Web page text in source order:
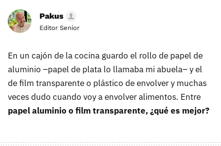
Pakus
Editor Senior
En un cajón de la cocina guardo el rollo de papel de
aluminio –papel de plata lo llamaba mi abuela– y el
de film transparente o plástico de envolver y muchas
veces dudo cuando voy a envolver alimentos. Entre
papel aluminio o film transparente, ¿qué es mejor?